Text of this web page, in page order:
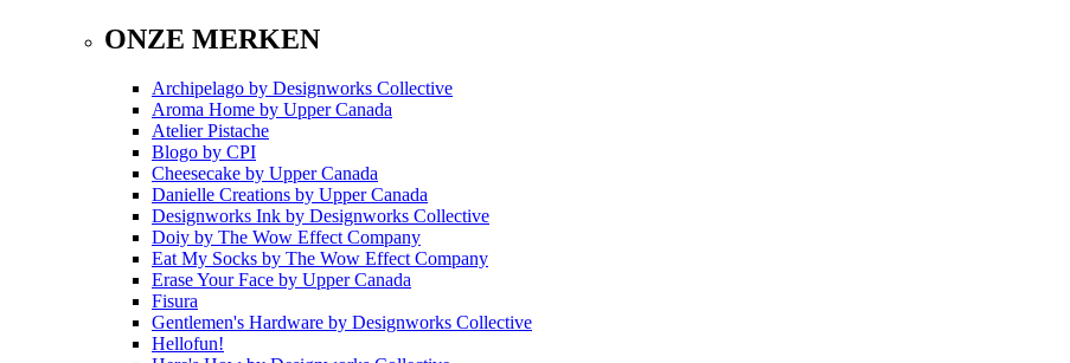
ONZE MERKEN
Archipelago by Designworks Collective
Aroma Home by Upper Canada
Atelier Pistache
Blogo by CPI
Cheesecake by Upper Canada
Danielle Creations by Upper Canada
Designworks Ink by Designworks Collective
Doiy by The Wow Effect Company
Eat My Socks by The Wow Effect Company
Erase Your Face by Upper Canada
Fisura
Gentlemen's Hardware by Designworks Collective
Hellofun!